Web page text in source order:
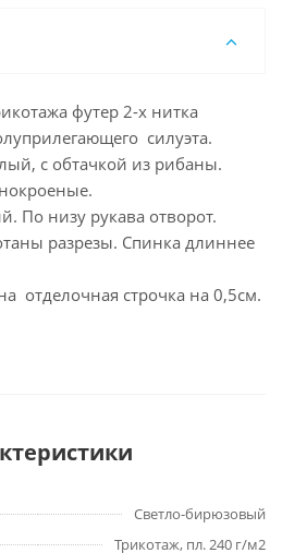
футер 2-х нитка
силуэта.
с обтачкой из рибаны.
По низу рукава отворот.
разрезы. Спинка длиннее
отделочная строчка на 0,5см.
Светло-бирюзовый
Трикотаж, пл. 240 г/м2